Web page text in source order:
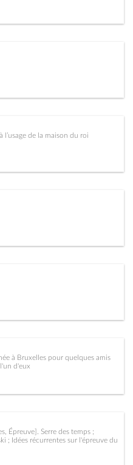
l’usage de la maison du roi
à Bruxelles pour quelques amis
d'eux
Épreuve]. Serre des temps ;
; Idées récurrentes sur l'épreuve du